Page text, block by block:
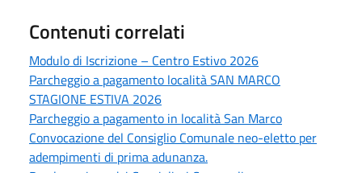
Contenuti correlati
Modulo di Iscrizione – Centro Estivo 2026
Parcheggio a pagamento località SAN MARCO
STAGIONE ESTIVA 2026
Parcheggio a pagamento in località San Marco
Convocazione del Consiglio Comunale neo-eletto per
adempimenti di prima adunanza.